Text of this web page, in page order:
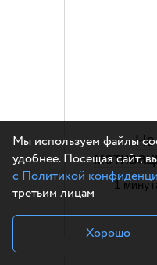
Не
1
Мы используем файлы
удобнее. Посещая сайт,
с Политикой
третьим лицам
Хорошо